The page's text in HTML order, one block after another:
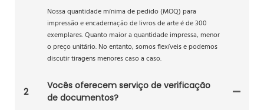
Nossa quantidade mínima de pedido (MOQ) para
impressão e encadernação de livros de arte é de 300
exemplares. Quanto maior a quantidade impressa, menor
o preço unitário. No entanto, somos flexíveis e podemos
discutir tiragens menores caso a caso.
2
Vocês oferecem serviço de verificação
de documentos?